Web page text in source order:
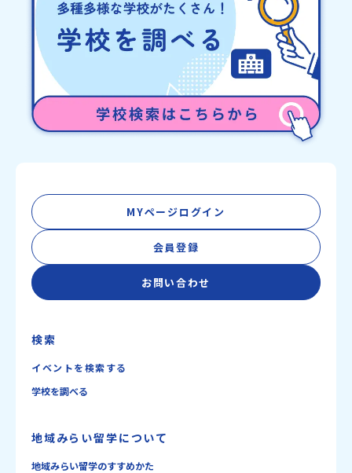
MYページログイン
会員登録
お問い合わせ
検索
イベントを検索する
学校を調べる
地域みらい留学について
地域みらい留学のすすめかた